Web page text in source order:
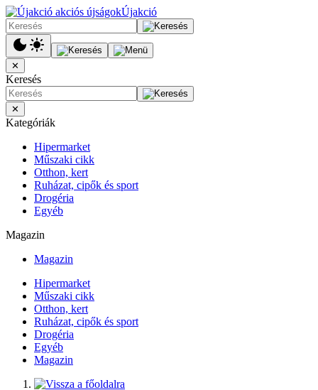
Újakció
✕
Keresés
✕
Kategóriák
Hipermarket
Műszaki cikk
Otthon, kert
Ruházat, cipők és sport
Drogéria
Egyéb
Magazin
Magazin
Hipermarket
Műszaki cikk
Otthon, kert
Ruházat, cipők és sport
Drogéria
Egyéb
Magazin